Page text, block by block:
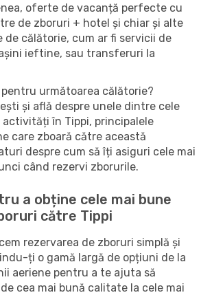
oferte de vacanță perfecte cu
de zboruri + hotel și chiar și alte
de călătorie, cum ar fi servicii de
ieftine, sau transferuri la
următoarea călătorie?
și află despre unele dintre cele
în Tippi, principalele
care zboară către această
despre cum să îți asiguri cele mai
când rezervi zborurile.
a obține cele mai bune
către Tippi
rezervarea de zboruri simplă și
ți o gamă largă de opțiuni de la
aeriene pentru a te ajuta să
cea mai bună calitate la cele mai